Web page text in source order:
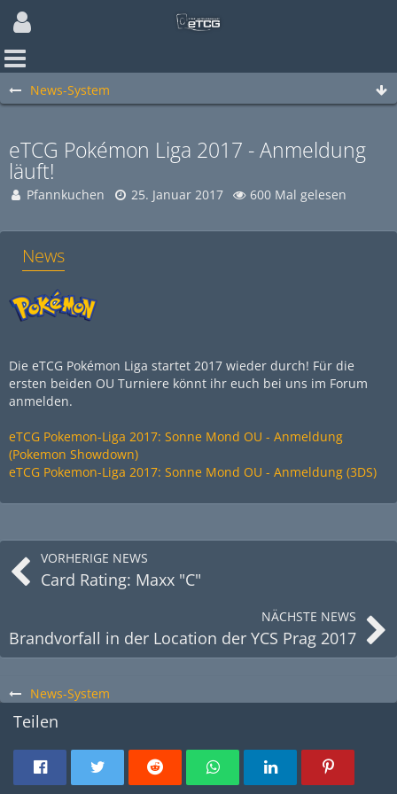
News-System
News-System
eTCG Pokémon Liga 2017 - Anmeldung
läuft!
Pfannkuchen 25. Januar 2017 600 Mal gelesen
News
Die eTCG Pokémon Liga startet 2017 wieder durch! Für die
ersten beiden OU Turniere könnt ihr euch bei uns im Forum
anmelden.
eTCG Pokemon-Liga 2017: Sonne Mond OU - Anmeldung
(Pokemon Showdown)
eTCG Pokemon-Liga 2017: Sonne Mond OU - Anmeldung (3DS)
VORHERIGE NEWS
Card Rating: Maxx "C"
NÄCHSTE NEWS
Brandvorfall in der Location der YCS Prag 2017
Teilen